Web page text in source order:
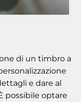
di un timbro a
e dare al
possibile optare